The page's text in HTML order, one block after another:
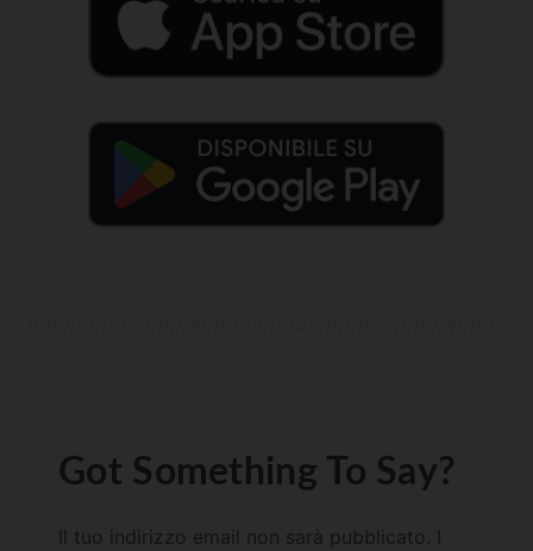
Got Something To Say?
Il tuo indirizzo email non sarà pubblicato.